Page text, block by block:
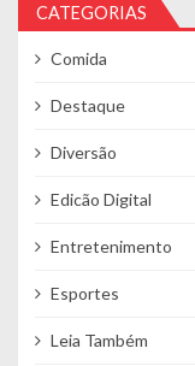
CATEGORIAS
Comida
Destaque
Diversão
Edicão Digital
Entretenimento
Esportes
Leia Também